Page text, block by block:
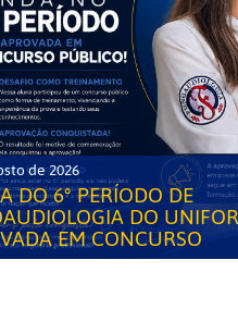
de 2026
DO 6° PERÍODO DE
DO
EM CONCURSO